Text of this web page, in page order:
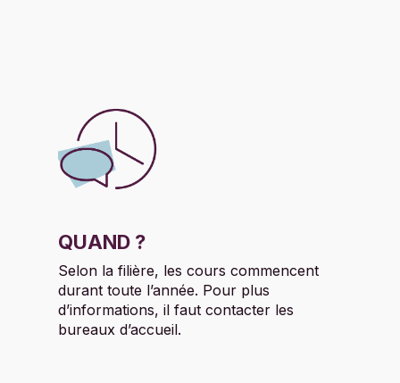
QUAND ?
Selon la filière, les cours commencent
durant toute l’année. Pour plus
d’informations, il faut contacter les
bureaux d’accueil.